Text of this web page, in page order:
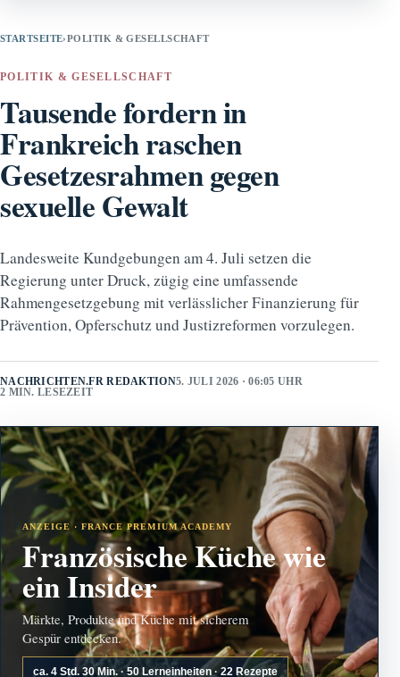
STARTSEITE›POLITIK & GESELLSCHAFT
POLITIK & GESELLSCHAFT
Tausende fordern in
Frankreich raschen
Gesetzesrahmen gegen
sexuelle Gewalt
Landesweite Kundgebungen am 4. Juli setzen die
Regierung unter Druck, zügig eine umfassende
Rahmengesetzgebung mit verlässlicher Finanzierung für
Prävention, Opferschutz und Justizreformen vorzulegen.
NACHRICHTEN.FR REDAKTION5. JULI 2026 · 06:05 UHR
2 MIN. LESEZEIT
ANZEIGE · FRANCE PREMIUM ACADEMY
Französische Küche wie
ein Insider
Märkte, Produkte und Küche mit sicherem
Gespür entdecken.
ca. 4 Std. 30 Min. · 50 Lerneinheiten · 22 Rezepte